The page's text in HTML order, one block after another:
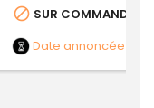
 SUR COMMANDE
Date annoncée